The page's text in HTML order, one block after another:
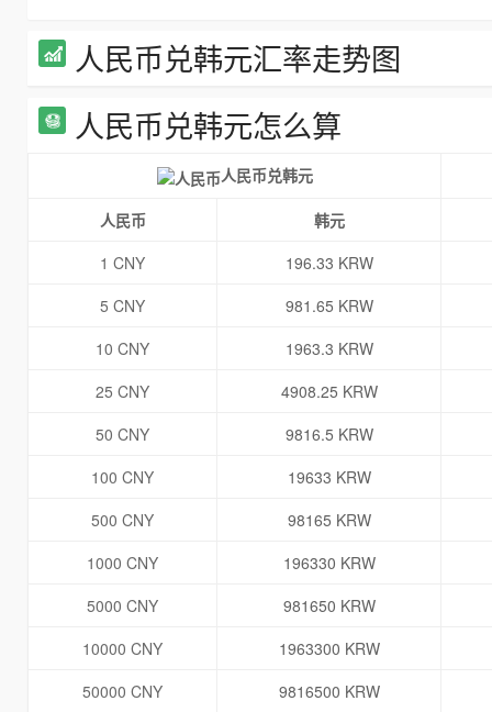
人民币兑韩元汇率走势图
人民币兑韩元怎么算
人民币兑韩元
人民币
韩元
1 CNY
196.33 KRW
5 CNY
981.65 KRW
10 CNY
1963.3 KRW
25 CNY
4908.25 KRW
50 CNY
9816.5 KRW
100 CNY
19633 KRW
500 CNY
98165 KRW
1000 CNY
196330 KRW
5000 CNY
981650 KRW
10000 CNY
1963300 KRW
50000 CNY
9816500 KRW